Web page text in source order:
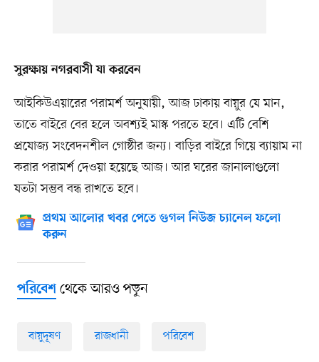
সুরক্ষায় নগরবাসী যা করবেন
আইকিউএয়ারের পরামর্শ অনুযায়ী, আজ ঢাকায় বায়ুর যে মান,
তাতে বাইরে বের হলে অবশ্যই মাস্ক পরতে হবে। এটি বেশি
প্রযোজ্য সংবেদনশীল গোষ্ঠীর জন্য। বাড়ির বাইরে গিয়ে ব্যায়াম না
করার পরামর্শ দেওয়া হয়েছে আজ। আর ঘরের জানালাগুলো
যতটা সম্ভব বন্ধ রাখতে হবে।
প্রথম আলোর খবর পেতে গুগল নিউজ চ্যানেল ফলো
করুন
পরিবেশথেকে আরও পড়ুন
বায়ুদূষণ রাজধানী পরিবেশ